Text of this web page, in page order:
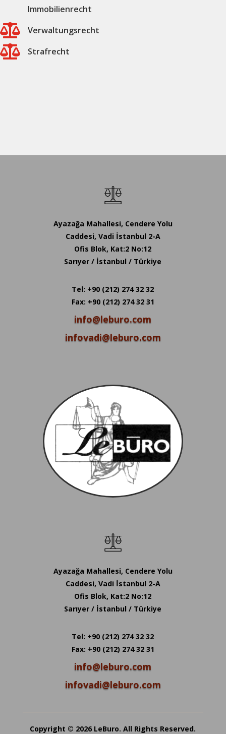
Immobilienrecht
 Verwaltungsrecht
 Strafrecht
Ayazağa Mahallesi, Cendere Yolu
Caddesi, Vadi İstanbul 2-A
Ofis Blok, Kat:2 No:12
Sarıyer / İstanbul / Türkiye
Tel: +90 (212) 274 32 32
Fax: +90 (212) 274 32 31
info@leburo.com
infovadi@leburo.com
Ayazağa Mahallesi, Cendere Yolu
Caddesi, Vadi İstanbul 2-A
Ofis Blok, Kat:2 No:12
Sarıyer / İstanbul / Türkiye
Tel: +90 (212) 274 32 32
Fax: +90 (212) 274 32 31
info@leburo.com
infovadi@leburo.com
Copyright © 2026 LeBuro. All Rights Reserved.